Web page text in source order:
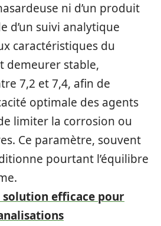
ni d’un produit
d’un suivi analytique
caractéristiques du
demeurer stable,
7,2 et 7,4, afin de
optimale des agents
limiter la corrosion ou
Ce paramètre, souvent
pourtant l’équilibre
solution efficace pour